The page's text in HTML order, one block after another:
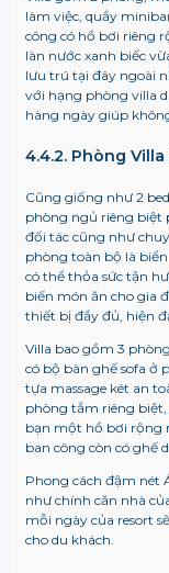
làm việc, quầy
công có hồ bơi riêng
làn nước xanh biếc
lưu trú tại đây ngoài
với hạng phòng villa
hàng ngày giúp
4.4.2. Phòng
Cũng giống như 2
phòng ngủ riêng biệt
đối tác cũng như
phòng toàn bộ là
có thể thỏa sức tận
biến món ăn cho gia
thiết bị đầy đủ, hiện
Villa bao gồm 3
có bộ bàn ghế sofa ở
tựa massage két an
phòng tắm riêng biệt,
bạn một hồ bơi rộng
ban công còn có ghế
Phong cách đậm nét
như chính căn nhà
mỗi ngày của resort
cho du khách.